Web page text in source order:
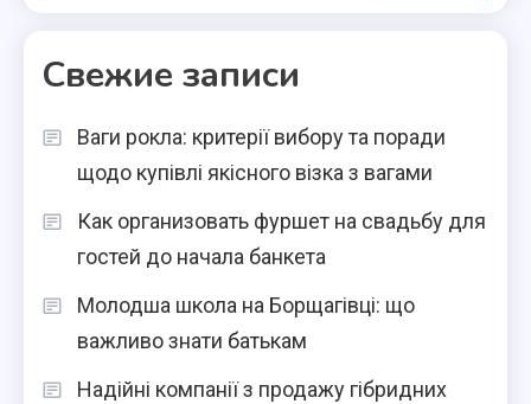
Свежие записи
Ваги рокла: критерії вибору та поради
щодо купівлі якісного візка з вагами
Как организовать фуршет на свадьбу для
гостей до начала банкета
Молодша школа на Борщагівці: що
важливо знати батькам
Надійні компанії з продажу гібридних